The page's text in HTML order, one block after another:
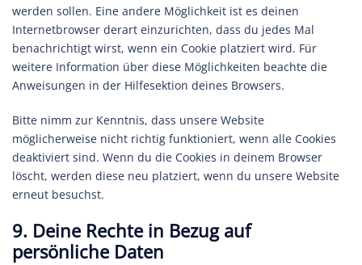
werden sollen. Eine andere Möglichkeit ist es deinen
Internetbrowser derart einzurichten, dass du jedes Mal
benachrichtigt wirst, wenn ein Cookie platziert wird. Für
weitere Information über diese Möglichkeiten beachte die
Anweisungen in der Hilfesektion deines Browsers.
Bitte nimm zur Kenntnis, dass unsere Website
möglicherweise nicht richtig funktioniert, wenn alle Cookies
deaktiviert sind. Wenn du die Cookies in deinem Browser
löscht, werden diese neu platziert, wenn du unsere Website
erneut besuchst.
9. Deine Rechte in Bezug auf
persönliche Daten